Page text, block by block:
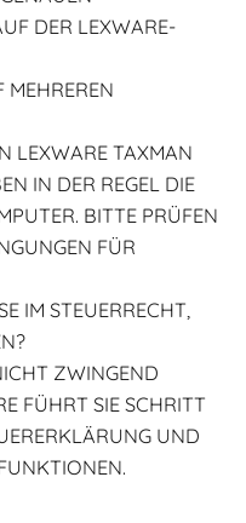
DER LEXWARE-
LEXWARE TAXMAN
IN DER REGEL DIE
BITTE PRÜFEN
FÜR
IM STEUERRECHT,
ZWINGEND
FÜHRT SIE SCHRITT
UND